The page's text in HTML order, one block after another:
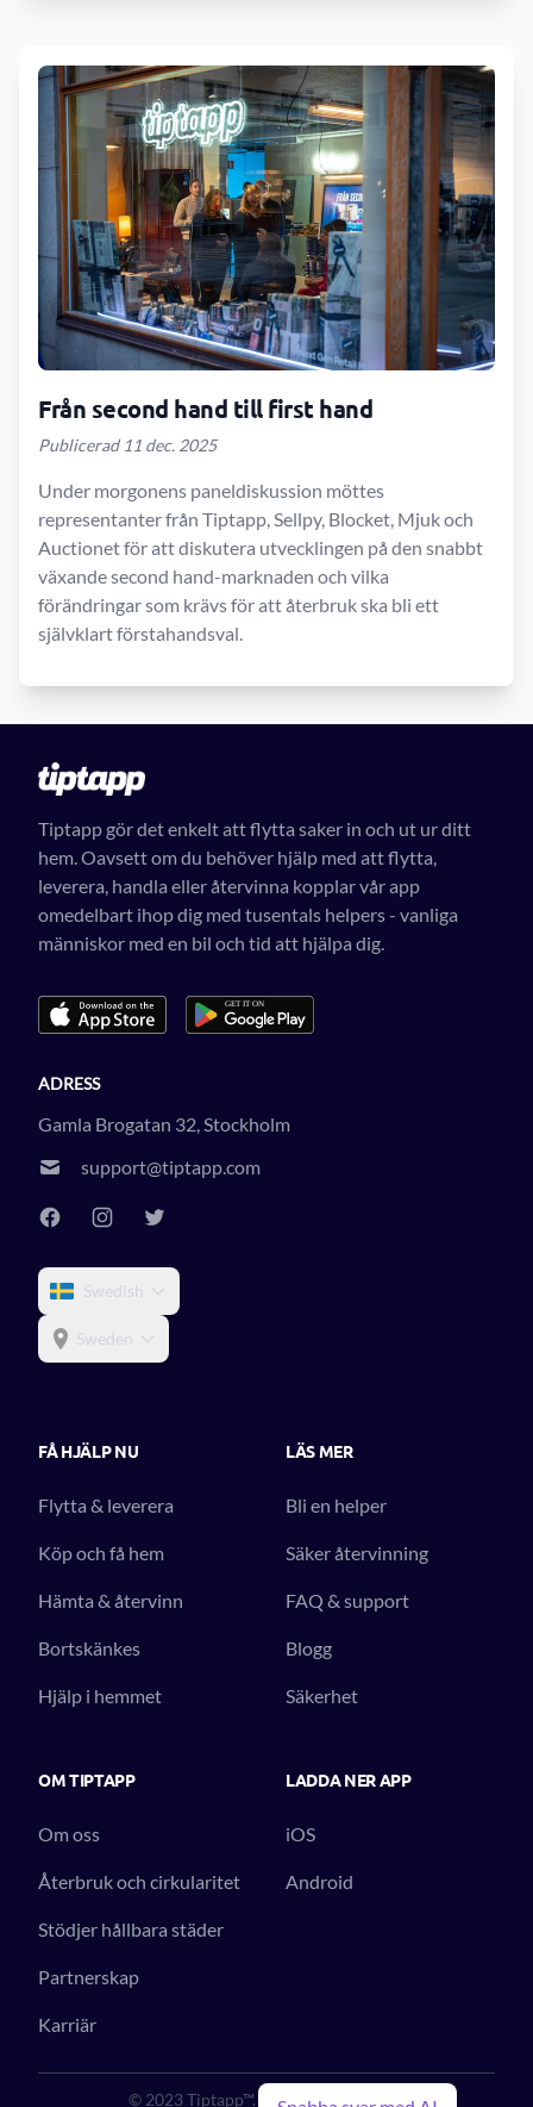
Från second hand till first hand
Publicerad 11 dec. 2025
Under morgonens paneldiskussion möttes
representanter från Tiptapp, Sellpy, Blocket, Mjuk och
Auctionet för att diskutera utvecklingen på den snabbt
växande second hand-marknaden och vilka
förändringar som krävs för att återbruk ska bli ett
självklart förstahandsval.
Tiptapp gör det enkelt att flytta saker in och ut ur ditt
hem. Oavsett om du behöver hjälp med att flytta,
leverera, handla eller återvinna kopplar vår app
omedelbart ihop dig med tusentals helpers - vanliga
människor med en bil och tid att hjälpa dig.
ADRESS
Gamla Brogatan 32, Stockholm
support@tiptapp.com
Swedish
Sweden
FÅ HJÄLP NU
Flytta & leverera
Köp och få hem
Hämta & återvinn
Bortskänkes
Hjälp i hemmet
LÄS MER
Bli en helper
Säker återvinning
FAQ & support
Blogg
Säkerhet
OM TIPTAPP
Om oss
Återbruk och cirkularitet
Stödjer hållbara städer
Partnerskap
Karriär
LADDA NER APP
iOS
Android
© 2023 Tiptapp™. All Rights Reserved.